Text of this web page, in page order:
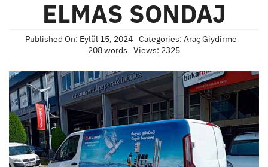
ELMAS SONDAJ
Published On: Eylül 15, 2024 Categories: Araç Giydirme
208 words
Views: 2325